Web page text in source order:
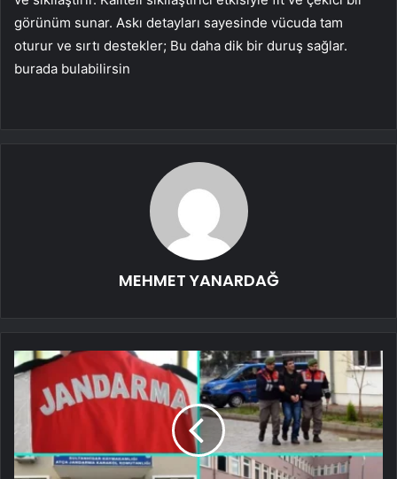
görünüm sunar. Askı detayları sayesinde vücuda tam
oturur ve sırtı destekler; Bu daha dik bir duruş sağlar.
burada bulabilirsin
MEHMET YANARDAĞ